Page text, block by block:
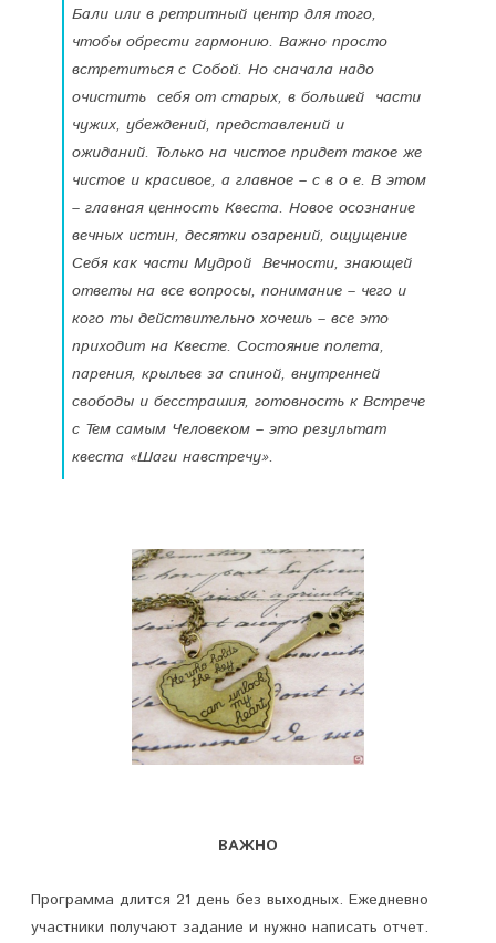
Бали или в ретритный центр для того,
чтобы обрести гармонию. Важно просто
встретиться с Собой. Но сначала надо
очистить себя от старых, в большей части
чужих, убеждений, представлений и
ожиданий. Только на чистое придет такое же
чистое и красивое, а главное – с в о е. В этом
– главная ценность Квеста. Новое осознание
вечных истин, десятки озарений, ощущение
Себя как части Мудрой Вечности, знающей
ответы на все вопросы, понимание – чего и
кого ты действительно хочешь – все это
приходит на Квесте. Состояние полета,
парения, крыльев за спиной, внутренней
свободы и бесстрашия, готовность к Встрече
с Тем самым Человеком – это результат
квеста «Шаги навстречу».
ВАЖНО
Программа длится 21 день без выходных. Ежедневно
участники получают задание и нужно написать отчет.